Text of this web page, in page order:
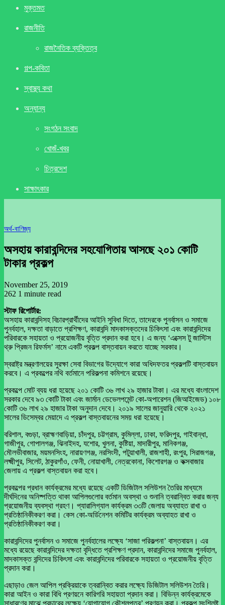
মুক্তমত
রাজনীতি
রাজনৈতিক ব্যক্তিত্ব
গল্প-কবিতা
স্বাস্থ্য কথা
অন্যান্য
সংগঠন সংবাদ
খােজঁ-খবর
চিত্রদেশ
সাক্ষাৎকার
অর্থ-বাণিজ্য
অসহায় কারাবন্দিদের সহযোগিতায় আসছে ২০১ কোটি
টাকার প্রকল্প
November 25, 2019
262 1 minute read
স্টাফ রিপোর্টার:
অসহায় কারাবন্দিসহ বিচারপ্রার্থীদের আইনি সুবিধা দিতে, তাদেরকে পুনর্বাসন ও সমাজে
পুনর্বহাল, দক্ষতা বাড়াতে প্রশিক্ষণ, কারাবন্দি মাদকাসক্তদের চিকিৎসা এবং কারাবন্দিদের
পরিবারকে সহায়তা ও প্রয়োজনীয় বৃত্তি প্রদান করা হবে। এ জন্য ‘এক্সেস টু জাস্টিস
থ্রু প্রিজন রিফর্মস’ নামে একটি প্রকল্প বাস্তবায়ন করতে যাচ্ছে সরকার।
স্বরাষ্ট্র মন্ত্রণালয়ের সুরক্ষা সেবা বিভাগের উদ্যোগে কারা অধিদফতর প্রকল্পটি বাস্তবায়ন
করবে। এ প্রকল্পের নথি বর্তমানে পরিকল্পনা কমিশনে রয়েছে।
প্রকল্পে মোট ব্যয় ধরা হয়েছে ২০১ কোটি ৩৬ লাখ ২৯ হাজার টাকা। এর মধ্যে বাংলাদেশ
সরকার দেবে ৯৩ কোটি টাকা এবং জার্মান ডেভেলপমেন্ট কো-অপারেশন (জিআইজেড) ১০৮
কোটি ৩৬ লাখ ২৯ হাজার টাকা অনুদান দেবে। ২০১৯ সালের জানুয়ারি থেকে ২০২১
সালের ডিসেম্বর মেয়াদে এ প্রকল্প বাস্তবায়নের সময় ধরা হয়েছে।
বরিশাল, বগুড়া, ব্রাহ্মণবাড়িয়া, চাঁদপুর, চট্টগ্রাম, কুমিল্লা, ঢাকা, ফরিদপুর, গাইবান্ধা,
গাজীপুর, গোপালগঞ্জ, ঝিনাইদহ, যশোর, খুলনা, কুষ্টিয়া, মাদারীপুর, মানিকগঞ্জ,
মৌলভীবাজার, ময়মনসিংহ, নারায়ণগঞ্জ, নরসিংদী, পটুয়াখালী, রাজশাহী, রংপুর, সিরাজগঞ্জ,
লক্ষ্মীপুর, সিলেট, ঠাকুরগাঁও, ফেনী, নোয়াখালী, নেত্রকোনা, কিশোরগঞ্জ ও কক্সবাজার
জেলায় এ প্রকল্প বাস্তবায়ন করা হবে।
প্রকল্পের প্রধান কার্যক্রমের মধ্যে রয়েছে একটি ডিজিটাল সলিউশন তৈরির মাধ্যমে
দীর্ঘদিনের অনিষ্পত্তি থাকা আপিলগুলোর বর্তমান অবস্থা ও শুনানি ত্বরান্বিত করার জন্য
প্রয়োজনীয় ব্যবস্থা গ্রহণ। প্যারালিগ্যাল কার্যক্রম ৩৩টি জেলায় অব্যাহত রাখা ও
প্রতিষ্ঠানিকীকরণ করা। কেস কো-অর্ডিনেশন কমিটির কার্যক্রম অব্যাহত রাখা ও
প্রতিষ্ঠানিকীকরণ করা।
কারাবন্দিদের পুনর্বাসন ও সমাজে পুনর্বহালের লক্ষ্যে ‘সাজা পরিকল্পনা’ বাস্তবায়ন। এর
মধ্যে রয়েছে কারাবন্দিদের দক্ষতা বৃদ্ধিতে প্রশিক্ষণ প্রদান, কারাবন্দিদের সমাজে পুনর্বহাল,
মাদকাসক্ত বন্দিদের চিকিৎসা এবং কারাবন্দিদের পরিবারকে সহায়তা ও প্রয়োজনীয় বৃত্তি
প্রদান করা।
এছাড়াও জেল আপিল প্রক্রিয়াকে ত্বরান্বিত করার লক্ষ্যে ডিজিটাল সলিউশন তৈরি।
কারা আইন ও কারা বিধি প্রণয়নে কারিগরি সহায়তা প্রদান করা। বিভিন্ন কার্যক্রমেকে
সাধারণের মাঝে প্রচারের লক্ষ্যে ‘যোগাযোগ কৌশলপত্র’ প্রণয়ন করা। প্রকল্প সংশ্লিষ্ট